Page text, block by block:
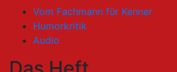
Vom Fachmann für Kenner
Humorkritik
Audio